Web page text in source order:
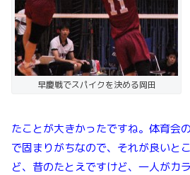
早慶戦でスパイクを決める岡田
たことが大きかったですね。体育会
で固まりがちなので、それが良いと
ど、昔のたとえですけど、一人がカ